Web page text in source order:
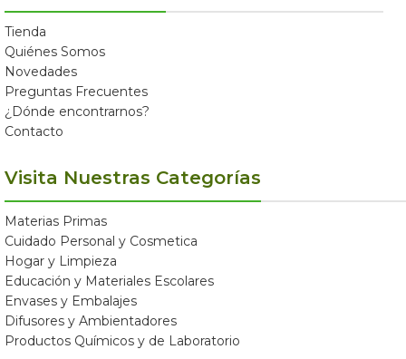
Tienda
Quiénes Somos
Novedades
Preguntas Frecuentes
¿Dónde encontrarnos?
Contacto
Visita Nuestras Categorías
Materias Primas
Cuidado Personal y Cosmetica
Hogar y Limpieza
Educación y Materiales Escolares
Envases y Embalajes
Difusores y Ambientadores
Productos Químicos y de Laboratorio